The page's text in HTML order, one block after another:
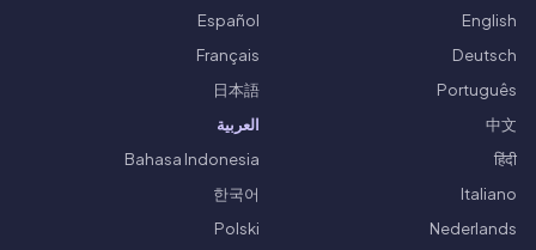
English
Español
Deutsch
Français
Português
日本語
中文
العربية
हिंदी
Bahasa Indonesia
Italiano
한국어
Nederlands
Polski